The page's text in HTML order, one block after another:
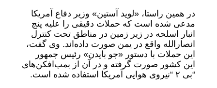
در همین راستا، «لوید آستین» وزیر دفاع آمریکا
مدعی شده است که حملات دقیقی را علیه پنج
انبار اسلحه در زیر زمین در مناطق تحت کنترل
انصارالله واقع در یمن صورت داده‌اند. وی گفت،
این حملات با دستور «جو بایدن» رئیس جمهور
این کشور صورت گرفته و در آن از بمب‌افکن‌های
“بی ۲ “نیروی هوایی آمریکا استفاده شده است.